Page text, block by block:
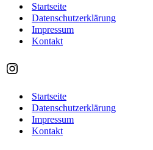
Startseite
Datenschutzerklärung
Impressum
Kontakt
@buwa_kollektiv
Startseite
Datenschutzerklärung
Impressum
Kontakt